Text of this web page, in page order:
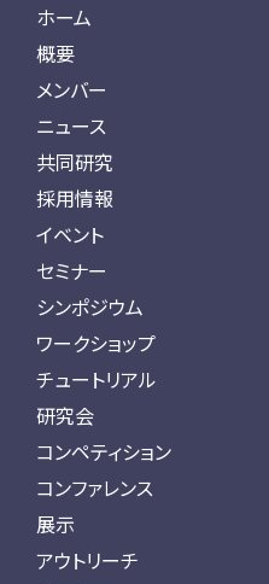
ホーム
概要
メンバー
ニュース
共同研究
採用情報
イベント
セミナー
シンポジウム
ワークショップ
チュートリアル
研究会
コンペティション
コンファレンス
展示
アウトリーチ